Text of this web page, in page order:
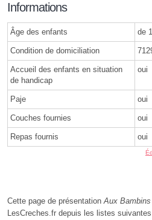
Informations
Âge des enfants de
Condition de domiciliation
Accueil des enfants en situation
de handicap
oui
Paje oui
Couches fournies oui
Repas fournis oui
Cette page de présentationAux
LesCreches.fr depuis les listes